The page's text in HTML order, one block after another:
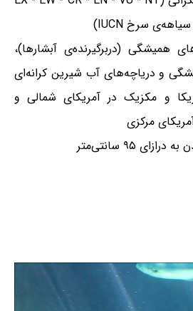
همیشگی (دربرگیرنده‌ی آبشارها)،
و دریاچه‌های آب شیرین کرانه‌ای
و مکزیک در آمریکای شمالی و
مرکزی